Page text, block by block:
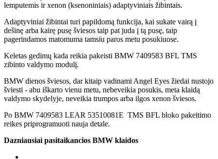
lemputemis ir xenon (ksenoniniais) adaptyviniais žibintais.
Adaptyviniai žibintai turi papildomą funkcija, kai sukate vairą į
dešinę arba kairę pusę šviesos taip pat juda į tą pusę, taip
pagerindamos matomuma tamsiu paros metu posukiuose.
Keletas gedimų kada reikia pakeisti BMW 7409583 BFL TMS
zibinto valdymo modulį.
BMW dienos šviesos, dar kitaip vadinami Angel Eyes žiedai nustojo
šviesti - abu iškarto vienu metu, nebeveikia posukis, meta klaidą
valdymo skydelyje, neveikia trumpos arba ilgos xenon šviesos.
Po BMW 7409583 LEAR 53510081E TMS BFL bloko pakeitimo
reikes priprogramuoti nauja detale.
Dazniausiai pasitaikancios BMW klaidos